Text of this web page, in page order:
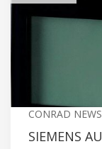
CONRAD NEWS
SIEMENS